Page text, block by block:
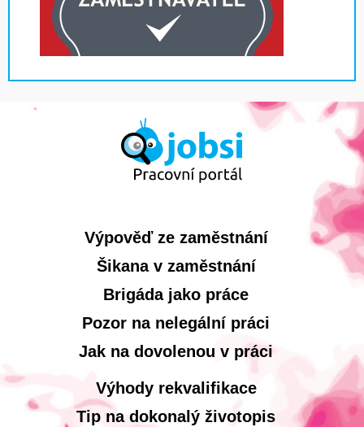
Výpověď ze zaměstnání
Šikana v zaměstnání
Brigáda jako práce
Pozor na nelegální práci
Jak na dovolenou v práci
Výhody rekvalifikace
Tip na dokonalý životopis